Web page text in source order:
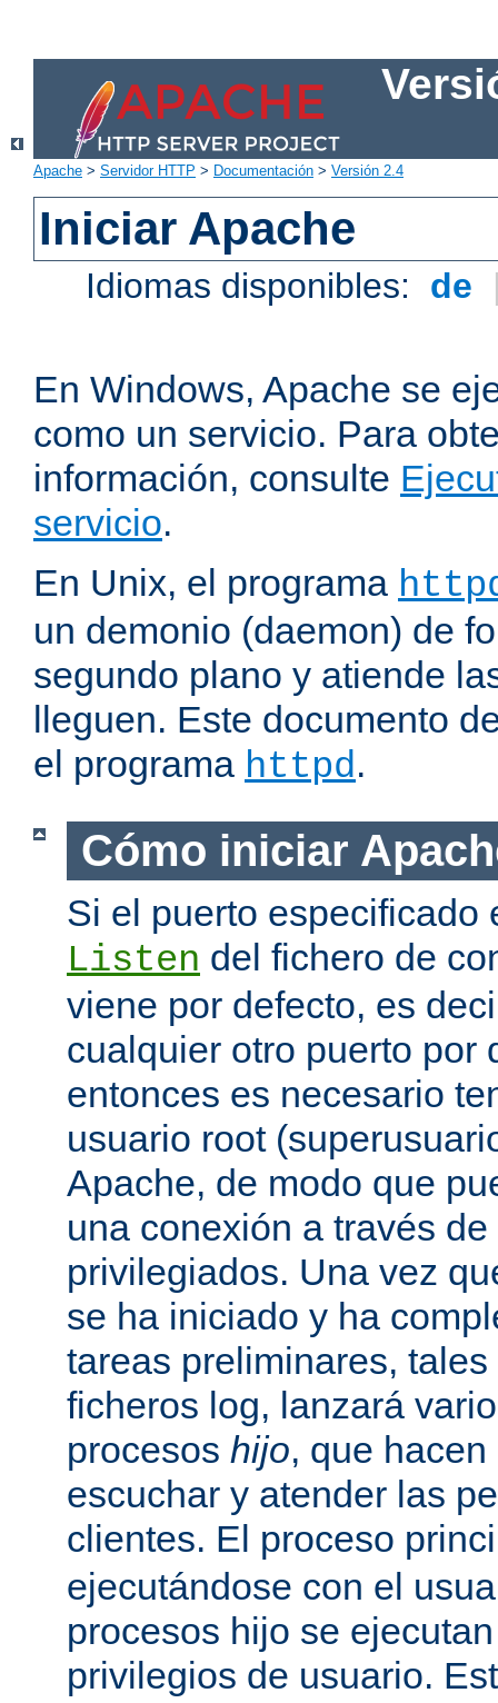
Apache > Servidor HTTP > Documentación > Versión 2.4
Iniciar Apache
Idiomas disponibles: de
En Windows, Apache se
como un servicio. Para
información, consulte
servicio.
En Unix, el programa
un demonio (daemon) de
segundo plano y atiende
lleguen. Este documento
el programa httpd.
Cómo iniciar
Si el puerto especificado
Listen del fichero de
viene por defecto, es
cualquier otro puerto por
entonces es necesario
usuario root
Apache, de modo que
una conexión a través
privilegiados. Una vez
se ha iniciado y ha
tareas preliminares,
ficheros log, lanzará
procesos hijo, que
escuchar y atender las
clientes. El proceso
ejecutándose con el
procesos hijo se
privilegios de usuario.